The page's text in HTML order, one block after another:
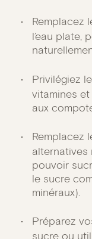
Remplacez
l’eau plate,
Privilégiez
vitamines
aux
Remplacez
alternatives
pouvoir
le sucre
minéraux).
Préparez
sucre ou